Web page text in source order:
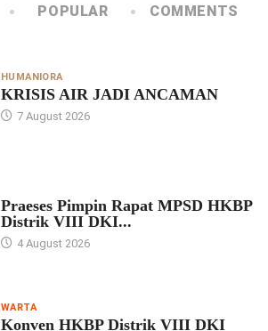
POPULAR COMMENTS
HUMANIORA
KRISIS AIR JADI ANCAMAN
7 August 2026
Praeses Pimpin Rapat MPSD HKBP
Distrik VIII DKI...
4 August 2026
WARTA
Konven HKBP Distrik VIII DKI